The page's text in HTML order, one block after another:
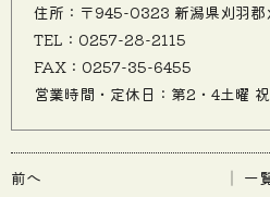
住所：〒945-0323 新潟県刈羽郡
TEL：0257-28-2115
FAX：0257-35-6455
営業時間・定休日：第2・4土曜
前へ │ 一